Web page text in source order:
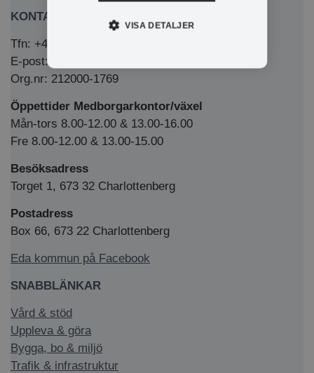
KONTAKTA OSS
Tfn: +46 (0)571-281 00
E-post: kommun@eda.se
Org.nr: 212000-1769
Öppettider Medborgarkontor/växel
Mån-tors 8.00-12.00 & 13.00-16.00
Fre 8.00-12.00 & 13.00-15.00
Besöksadress
Torget 1, 673 32 Charlottenberg
Postadress
Box 66, 673 22 Charlottenberg
Eda kommun på Facebook
SNABBLÄNKAR
Vård & stöd
Uppleva & göra
Bygga, bo & miljö
Trafik & infrastruktur
VISA DETALJER